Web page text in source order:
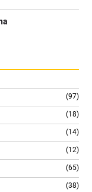
(97)
(18)
(14)
(12)
(65)
(38)